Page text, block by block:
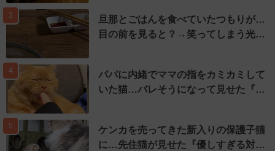
3
旦那とごはんを食べていたつもりが…
目の前を見ると？→笑ってしまう光…
4
パパに内緒でママの指をカミカミして
いた猫…バレそうになって見せた『…
5
ケンカを売ってきた新入りの保護子猫
に…先住猫が見せた『優しすぎる対…